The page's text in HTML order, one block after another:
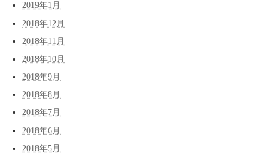
2019年1月
2018年12月
2018年11月
2018年10月
2018年9月
2018年8月
2018年7月
2018年6月
2018年5月